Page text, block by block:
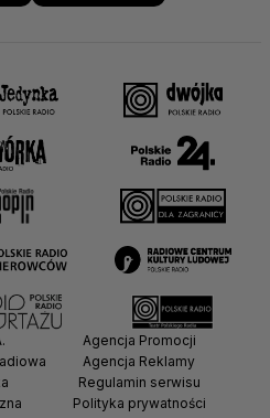
Agencja Promocji
Agencja Reklamy
Regulamin serwisu
Polityka prywatności